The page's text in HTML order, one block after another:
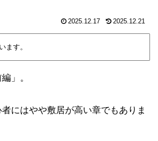
2025.12.17 2025.12.21
ます。
」。
にはやや敷居が高い章でもありま